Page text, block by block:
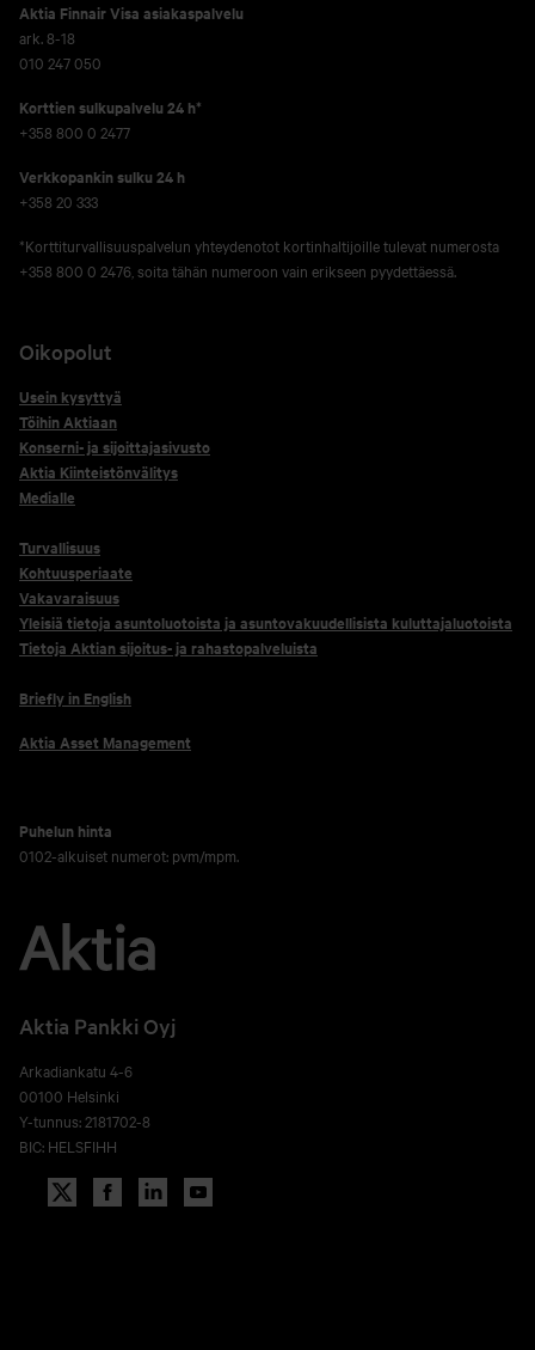
Aktia Finnair Visa asiakaspalvelu
ark. 8-18
010 247 050
Korttien sulkupalvelu 24 h*
+358 800 0 2477
Verkko­pankin sulku 24 h
+358 20 333
*Korttiturvallisuuspalvelun yhteydenotot kortinhaltijoille tulevat numerosta
+358 800 0 2476, soita tähän numeroon vain erikseen pyydettäessä.
Oikopolut
Usein kysyttyä
Töihin Aktiaan
Konserni- ja sijoittajasivusto
Aktia Kiinteistönvälitys
Medialle
Turvallisuus
Kohtuusperiaate
Vakavaraisuus
Yleisiä tietoja asuntoluotoista ja asuntovakuudellisista kuluttajaluotoista
Tietoja Aktian sijoitus- ja rahastopalveluista
Briefly in English
Aktia Asset Management
Puhelun hinta
0102-alkuiset numerot: pvm/mpm.
Aktia Pankki Oyj
Arkadiankatu 4-6
00100 Helsinki
Y-tunnus: 2181702-8
BIC: HELSFIHH